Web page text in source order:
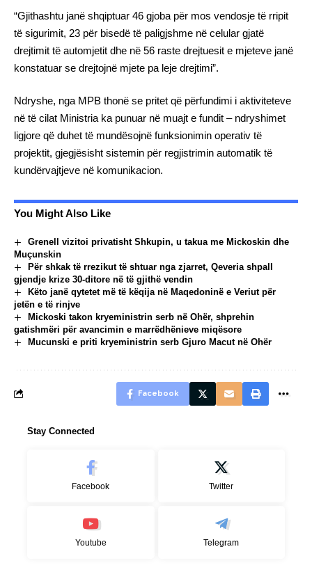
“Gjithashtu janë shqiptuar 46 gjoba për mos vendosje të rripit
të sigurimit, 23 për bisedë të paligjshme në celular gjatë
drejtimit të automjetit dhe në 56 raste drejtuesit e mjeteve janë
konstatuar se drejtojnë mjete pa leje drejtimi”.
Ndryshe, nga MPB thonë se pritet që përfundimi i aktiviteteve
në të cilat Ministria ka punuar në muajt e fundit – ndryshimet
ligjore që duhet të mundësojnë funksionimin operativ të
projektit, gjegjësisht sistemin për regjistrimin automatik të
kundërvajtjeve në komunikacion.
You Might Also Like
Grenell vizitoi privatisht Shkupin, u takua me Mickoskin dhe
Muçunskin
Për shkak të rrezikut të shtuar nga zjarret, Qeveria shpall
gjendje krize 30-ditore në të gjithë vendin
Këto janë qytetet më të këqija në Maqedoninë e Veriut për
jetën e të rinjve
Mickoski takon kryeministrin serb në Ohër, shprehin
gatishmëri për avancimin e marrëdhënieve miqësore
Mucunski e priti kryeministrin serb Gjuro Macut në Ohër
Facebook
Stay Connected
Facebook Twitter
Youtube Telegram